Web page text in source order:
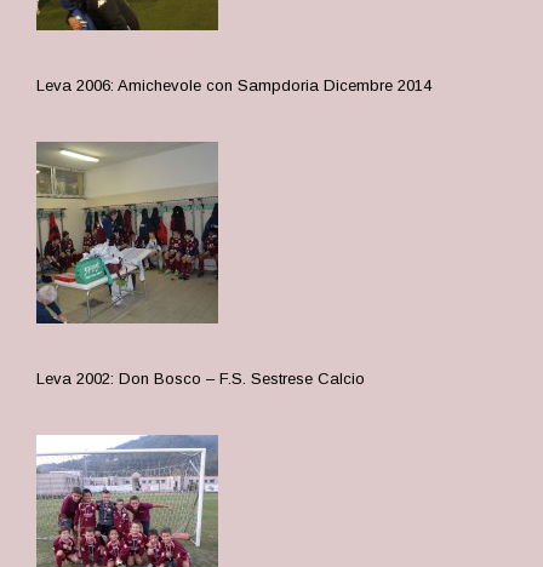
Leva 2006: Amichevole con Sampdoria Dicembre 2014
Leva 2002: Don Bosco – F.S. Sestrese Calcio